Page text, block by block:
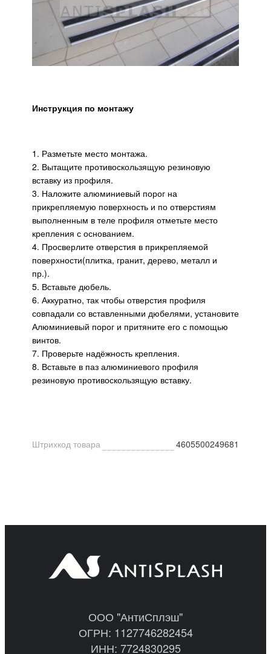
Инструкция по монтажу
1. Разметьте место монтажа.
2. Вытащите противоскользящую резиновую
вставку из профиля.
3. Наложите алюминиевый порог на
прикрепляемую поверхность и по отверстиям
выполненным в теле профиля отметьте место
крепления с основанием.
4. Просверлите отверстия в прикрепляемой
поверхности(плитка, гранит, дерево, металл и
пр.).
5. Вставьте дюбель.
6. Аккуратно, так чтобы отверстия профиля
совпадали со вставленными дюбелями, установите
Алюминиевый порог и притяните его с помощью
винтов.
7. Проверьте надёжность крепления.
8. Вставьте в паз алюминиевого профиля
резиновую противоскользящую вставку.
Штрихкод товара 4605500249681
ООО "АнтиСплэш"
ОГРН: 1127746282454
ИНН: 7724830295